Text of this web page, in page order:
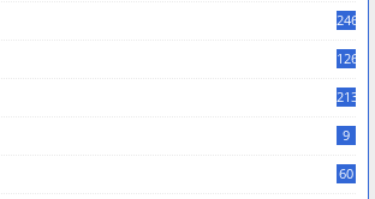
246
126
213
9
60